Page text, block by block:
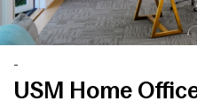
-
USM Home